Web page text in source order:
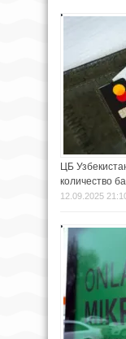
ЦБ
количество
12.09.2025